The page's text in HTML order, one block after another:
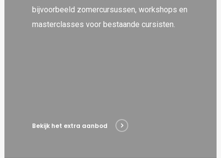
bijvoorbeeld zomercursussen, workshops en
masterclasses voor bestaande cursisten.
Bekijk het extra aanbod